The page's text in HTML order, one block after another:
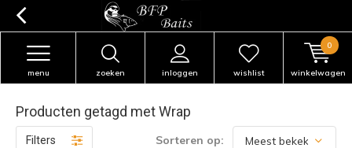
zoeken inloggen
menu wishlist winkelwagen
0
Producten getagd met Wrap
Filters Sorteren op: